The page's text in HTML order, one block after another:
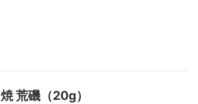
焼 荒磯（20g）